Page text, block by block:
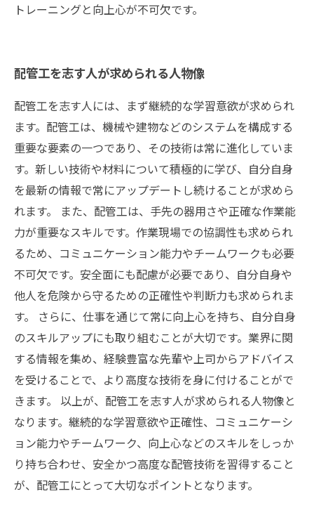
トレーニングと向上心が不可欠です。
配管工を志す人が求められる人物像
配管工を志す人には、まず継続的な学習意欲が求められ
ます。配管工は、機械や建物などのシステムを構成する
重要な要素の一つであり、その技術は常に進化していま
す。新しい技術や材料について積極的に学び、自分自身
を最新の情報で常にアップデートし続けることが求めら
れます。 また、配管工は、手先の器用さや正確な作業能
力が重要なスキルです。作業現場での協調性も求められ
るため、コミュニケーション能力やチームワークも必要
不可欠です。安全面にも配慮が必要であり、自分自身や
他人を危険から守るための正確性や判断力も求められま
す。 さらに、仕事を通じて常に向上心を持ち、自分自身
のスキルアップにも取り組むことが大切です。業界に関
する情報を集め、経験豊富な先輩や上司からアドバイス
を受けることで、より高度な技術を身に付けることがで
きます。 以上が、配管工を志す人が求められる人物像と
なります。継続的な学習意欲や正確性、コミュニケーシ
ョン能力やチームワーク、向上心などのスキルをしっか
り持ち合わせ、安全かつ高度な配管技術を習得すること
が、配管工にとって大切なポイントとなります。